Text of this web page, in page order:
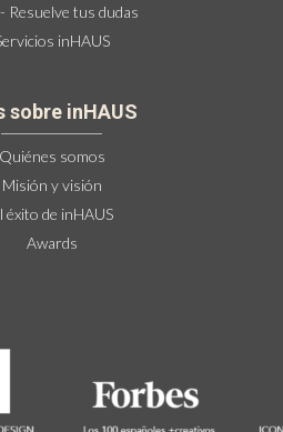
Resuelve tus dudas
inHAUS
sobre inHAUS
Quiénes somos
Misión y visión
éxito de inHAUS
Awards